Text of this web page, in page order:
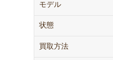
モデル
状態
買取方法